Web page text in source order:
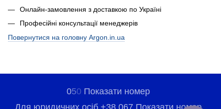
Онлайн-замовлення з доставкою по Україні
Професійні консультації менеджерів
Повернутися на головну Argon.in.ua
050 Показати номер
Для юридичних осіб +38 067 Показати номер